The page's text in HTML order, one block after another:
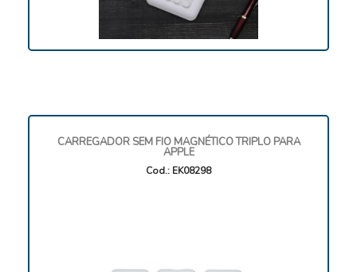
CARREGADOR SEM FIO MAGNÉTICO TRIPLO PARA
APPLE
Cod.: EK08298